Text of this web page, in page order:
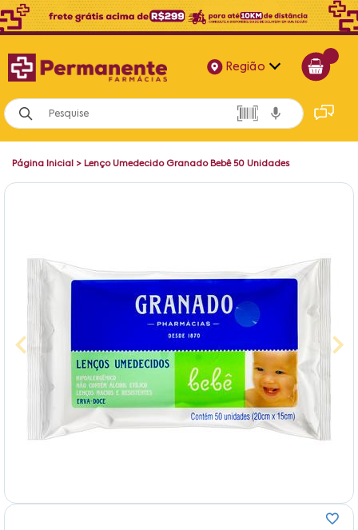
Região
Alagoas
Bahia
Página Inicial > Lenço Umedecido Granado Bebê 50 Unidades